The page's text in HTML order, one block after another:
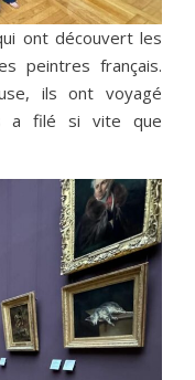
ont découvert les
peintres français.
ils ont voyagé
a filé si vite que